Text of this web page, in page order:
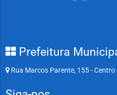
Prefeitura
Rua Marcos Parente, 155 - Centro